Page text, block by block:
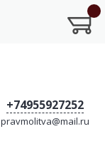
+74955927252
pravmolitva@mail.ru